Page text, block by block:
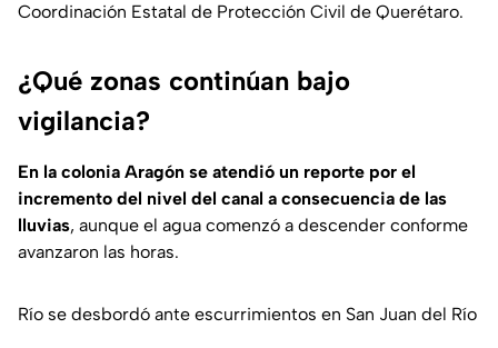
Coordinación Estatal de Protección Civil de Querétaro.
¿Qué zonas continúan bajo
vigilancia?
En la colonia Aragón se atendió un reporte por el
incremento del nivel del canal a consecuencia de las
lluvias, aunque el agua comenzó a descender conforme
avanzaron las horas.
Río se desbordó ante escurrimientos en San Juan del Río